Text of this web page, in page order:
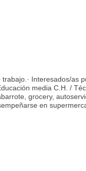
Interesados/as
media C.H. /
grocery,
en